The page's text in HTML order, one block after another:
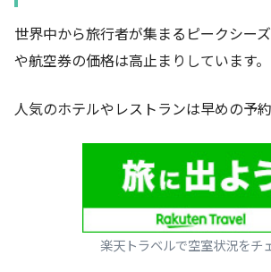
世界中から旅行者が集まるピークシー
や航空券の価格は高止まりしています。
人気のホテルやレストランは早めの予約
楽天トラベルで空室状況をチ